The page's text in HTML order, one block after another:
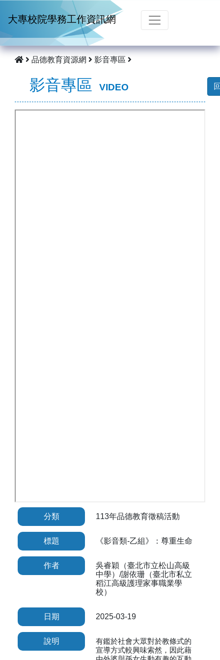
大專校院學務工作資訊網
品德教育資源網 影音專區
影音專區 VIDEO
分類 113年品德教育徵稿活動
標題 《影音類-乙組》：尊重生命
作者
吳睿穎（臺北市立松山高級
中學）/謝依珊（臺北市私立
稻江高級護理家事職業學
校）
日期 2025-03-19
說明
有鑑於社會大眾對於教條式的
宣導方式較興味索然，因此藉